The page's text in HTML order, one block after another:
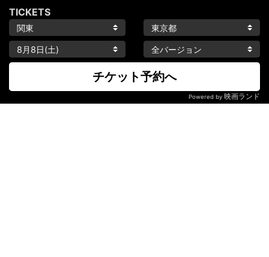
TICKETS
チケット予約へ
Powered by 映画ランド